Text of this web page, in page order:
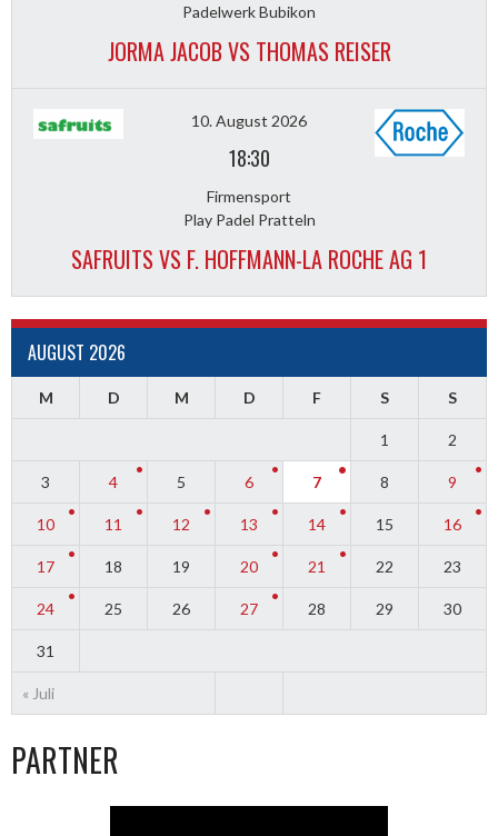
Padelwerk Bubikon
JORMA JACOB VS THOMAS REISER
10. August 2026
18:30
Firmensport
Play Padel Pratteln
SAFRUITS VS F. HOFFMANN-LA ROCHE AG 1
AUGUST 2026
M D M D F S S
« Juli
1 2
3 4 5 6 7 8 9
10 11 12 13 14 15 16
17 18 19 20 21 22 23
24 25 26 27 28 29 30
31
PARTNER